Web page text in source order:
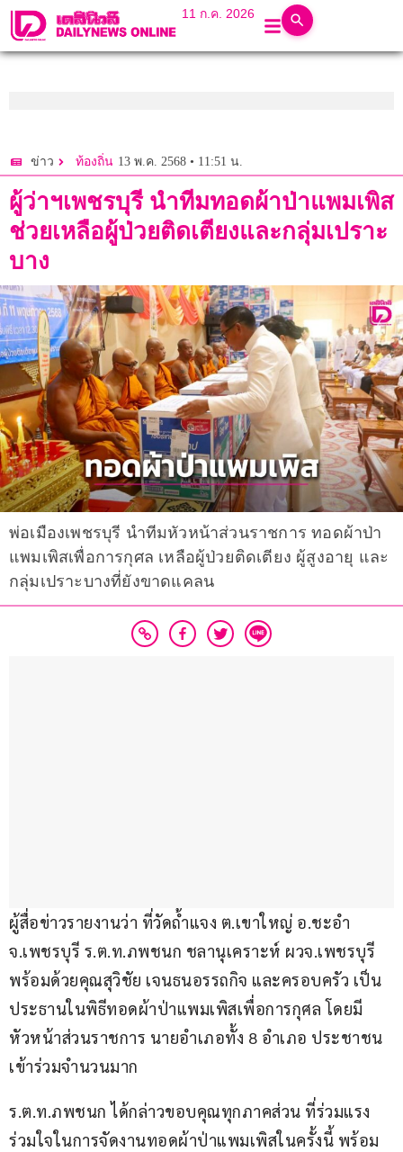
11 ก.ค. 2026
ข่าว ท้องถิ่น 13 พ.ค. 2568 • 11:51 น.
ผู้ว่าฯเพชรบุรี นำทีมทอดผ้าป่าแพมเพิส
ช่วยเหลือผู้ป่วยติดเตียงและกลุ่มเปราะ
บาง
พ่อเมืองเพชรบุรี นำทีมหัวหน้าส่วนราชการ ทอดผ้าป่า
แพมเพิสเพื่อการกุศล เหลือผู้ป่วยติดเตียง ผู้สูงอายุ และ
กลุ่มเปราะบางที่ยังขาดแคลน
ผู้สื่อข่าวรายงานว่า ที่วัดถ้ำแจง ต.เขาใหญ่ อ.ชะอำ
จ.เพชรบุรี ร.ต.ท.ภพชนก ชลานุเคราะห์ ผวจ.เพชรบุรี
พร้อมด้วยคุณสุวิชัย เจนธนอรรถกิจ และครอบครัว เป็น
ประธานในพิธีทอดผ้าป่าแพมเพิสเพื่อการกุศล โดยมี
หัวหน้าส่วนราชการ นายอำเภอทั้ง 8 อำเภอ ประชาชน
เข้าร่วมจำนวนมาก
ร.ต.ท.ภพชนก ได้กล่าวขอบคุณทุกภาคส่วน ที่ร่วมแรง
ร่วมใจในการจัดงานทอดผ้าป่าแพมเพิสในครั้งนี้ พร้อม